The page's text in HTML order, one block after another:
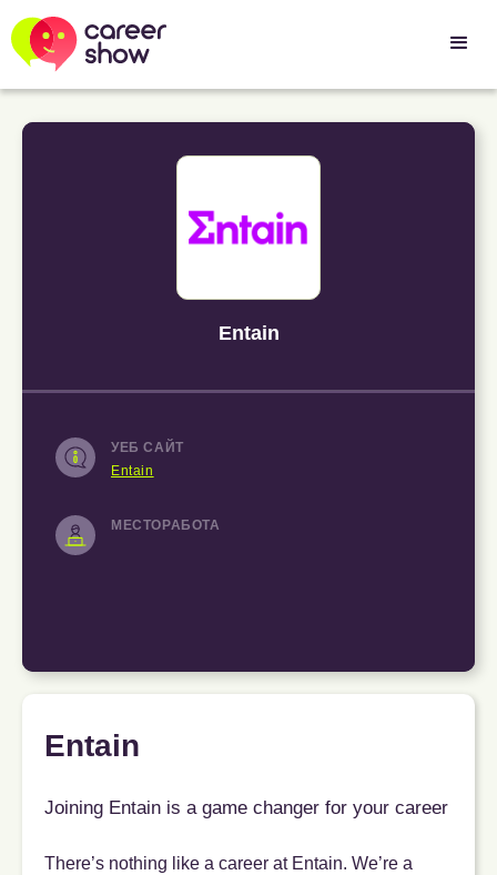
Entain
УЕБ САЙТ
Entain
МЕСТОРАБОТА
Entain
Joining Entain is a game changer for your career
There’s nothing like a career at Entain. We’re a